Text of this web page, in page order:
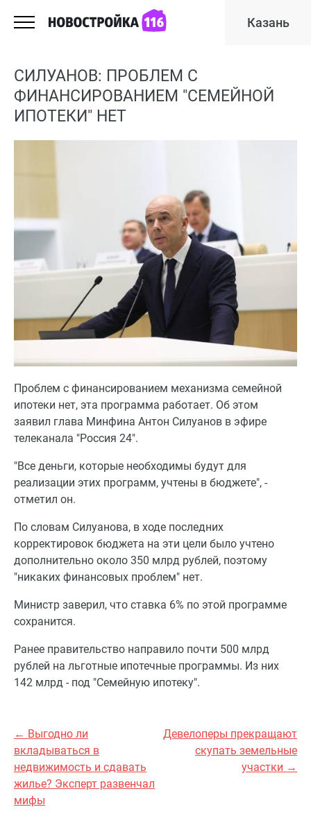
Казань
СИЛУАНОВ: ПРОБЛЕМ С
ФИНАНСИРОВАНИЕМ "СЕМЕЙНОЙ
ИПОТЕКИ" НЕТ
Проблем с финансированием механизма семейной
ипотеки нет, эта программа работает. Об этом
заявил глава Минфина Антон Силуанов в эфире
телеканала "Россия 24".
"Все деньги, которые необходимы будут для
реализации этих программ, учтены в бюджете", -
отметил он.
По словам Силуанова, в ходе последних
корректировок бюджета на эти цели было учтено
дополнительно около 350 млрд рублей, поэтому
"никаких финансовых проблем" нет.
Министр заверил, что ставка 6% по этой программе
сохранится.
Ранее правительство направило почти 500 млрд
рублей на льготные ипотечные программы. Из них
142 млрд - под "Семейную ипотеку".
← Выгодно ли
вкладываться в
недвижимость и сдавать
жилье? Эксперт развенчал
мифы
Девелоперы прекращают
скупать земельные
участки →